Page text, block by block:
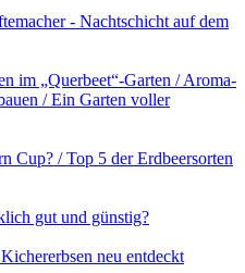
- Nachtschicht auf dem
im „Querbeet“-Garten /​ Aroma-
/​ Ein Garten voller
Cup? /​ Top 5 der Erdbeersorten
gut und günstig?
neu entdeckt